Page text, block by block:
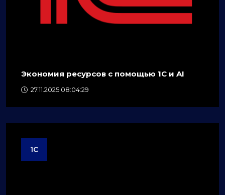
Экономия ресурсов с помощью 1C и AI
27.11.2025 08:04:29
1C